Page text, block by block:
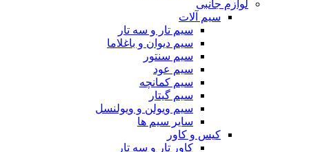
لوازم جانبی
سیم آلات
سیم تار و سه تار
سیم دیوان و باغلاما
سیم سنتور
سیم عود
سیم کمانچه
سیم گیتار
سیم ویولن و ویولنسل
سایر سیم ها
کیس و کاور
کاور تار و سه تار